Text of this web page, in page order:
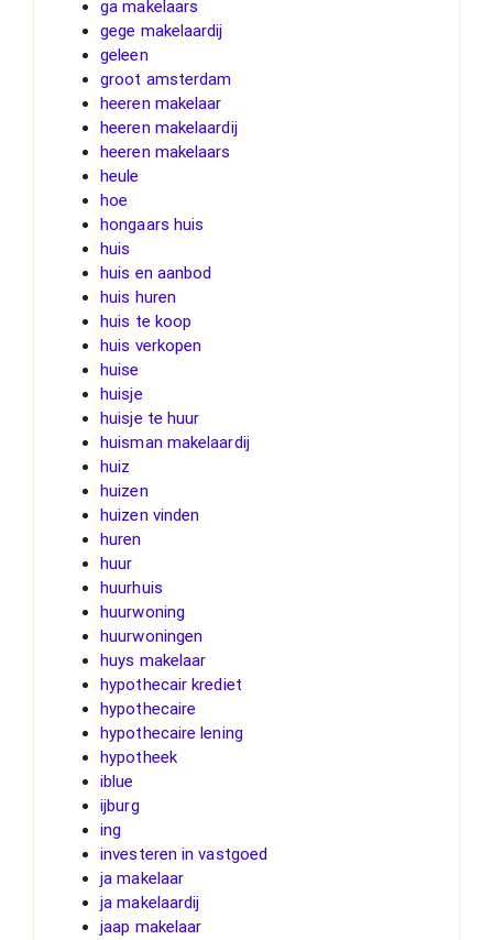
ga makelaars
gege makelaardij
geleen
groot amsterdam
heeren makelaar
heeren makelaardij
heeren makelaars
heule
hoe
hongaars huis
huis
huis en aanbod
huis huren
huis te koop
huis verkopen
huise
huisje
huisje te huur
huisman makelaardij
huiz
huizen
huizen vinden
huren
huur
huurhuis
huurwoning
huurwoningen
huys makelaar
hypothecair krediet
hypothecaire
hypothecaire lening
hypotheek
iblue
ijburg
ing
investeren in vastgoed
ja makelaar
ja makelaardij
jaap makelaar